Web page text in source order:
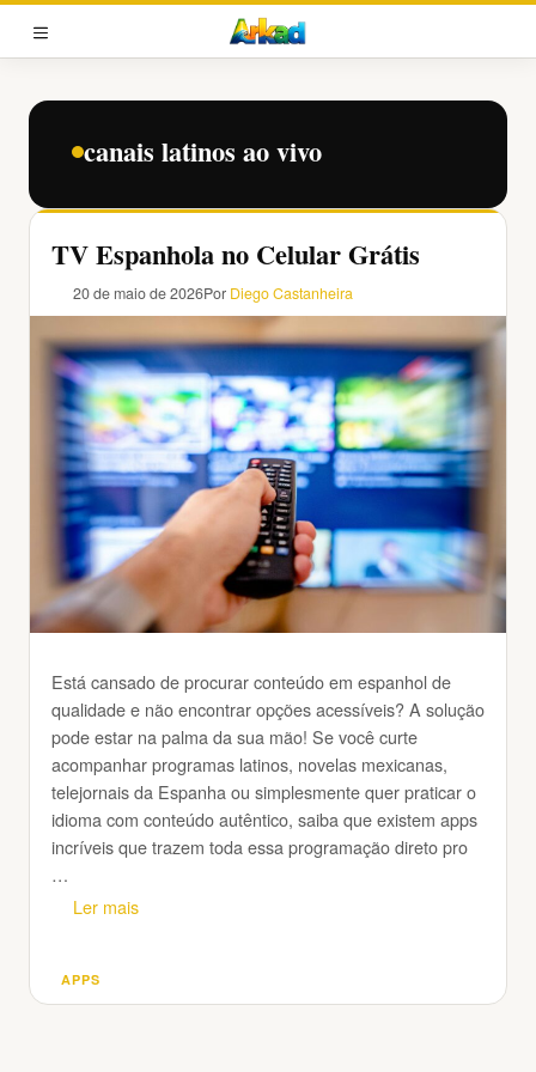
Pular
para
conteúdo
MENU
canais latinos ao vivo
TV Espanhola no Celular Grátis
20 de maio de 2026Por Diego Castanheira
Está cansado de procurar conteúdo em espanhol de
qualidade e não encontrar opções acessíveis? A solução
pode estar na palma da sua mão! Se você curte
acompanhar programas latinos, novelas mexicanas,
telejornais da Espanha ou simplesmente quer praticar o
idioma com conteúdo autêntico, saiba que existem apps
incríveis que trazem toda essa programação direto pro
…
Ler mais
Categorias
APPS